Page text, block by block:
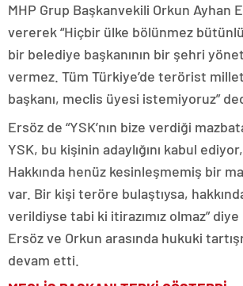
MHP Grup Başkanvekili Orkun Ayhan
vererek “Hiçbir ülke bölünmez
bir belediye başkanının bir şehri
vermez. Tüm Türkiye’de terörist
başkanı, meclis üyesi istemiyoruz”
Ersöz de “YSK’nın bize verdiği
YSK, bu kişinin adaylığını kabul
Hakkında henüz kesinleşmemiş bir
var. Bir kişi teröre bulaştıysa,
verildiyse tabi ki itirazımız olmaz” diye
Ersöz ve Orkun arasında hukuki
devam etti.